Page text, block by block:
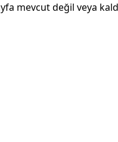
mevcut değil veya